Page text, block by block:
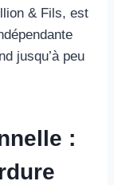
& Fils, est
jusqu’à peu
: